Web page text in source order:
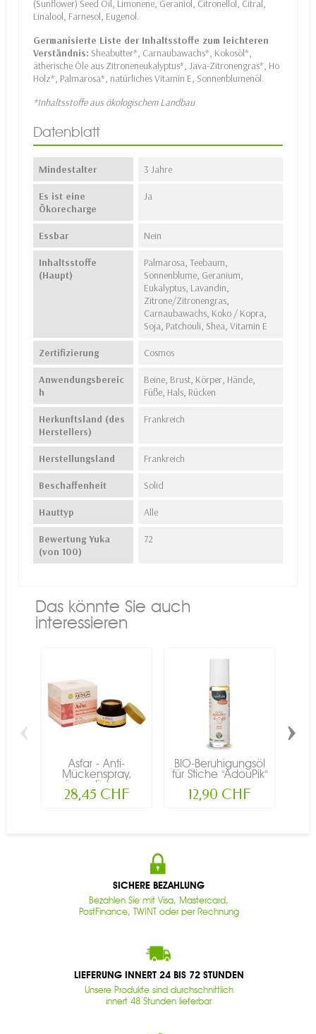
(Sunflower) Seed Oil, Limonene, Geraniol, Citronellol, Citral,
Linalool, Farnesol, Eugenol.
Germanisierte Liste der Inhaltsstoffe zum leichteren
Verständnis: Sheabutter*, Carnaubawachs*, Kokosöl*,
ätherische Öle aus Zitroneneukalyptus*, Java-Zitronengras*, Ho
Holz*, Palmarosa*, natürliches Vitamin E, Sonnenblumenöl.
*Inhaltsstoffe aus ökologischem Landbau
Datenblatt
Mindestalter 3 Jahre
Es ist eine
Ökorecharge
Ja
Essbar Nein
Inhaltsstoffe
(Haupt)
Palmarosa, Teebaum,
Sonnenblume, Geranium,
Eukalyptus, Lavandin,
Zitrone/Zitronengras,
Carnaubawachs, Koko / Kopra,
Soja, Patchouli, Shea, Vitamin E
Zertifizierung Cosmos
Anwendungsbereic
h
Beine, Brust, Körper, Hände,
Füße, Hals, Rücken
Herkunftsland (des
Herstellers)
Frankreich
Herstellungsland Frankreich
Beschaffenheit Solid
Hauttyp Alle
Bewertung Yuka
(von 100)
72
Das könnte Sie auch
interessieren
Asfar - Anti-
Mückenspray,
äusserliche...
28,45 CHF
BIO-Beruhigungsöl
für Stiche "AdouPik"
12,90 CHF
‹ ›
SICHERE BEZAHLUNG
Bezahlen Sie mit Visa, Mastercard,
PostFinance, TWINT oder per Rechnung
LIEFERUNG INNERT 24 BIS 72 STUNDEN
Unsere Produkte sind durchschnittlich
innert 48 Stunden lieferbar